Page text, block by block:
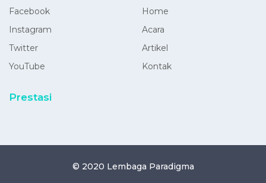
Facebook
Instagram
Twitter
YouTube
Home
Acara
Artikel
Kontak
Prestasi
© 2020 Lembaga Paradigma